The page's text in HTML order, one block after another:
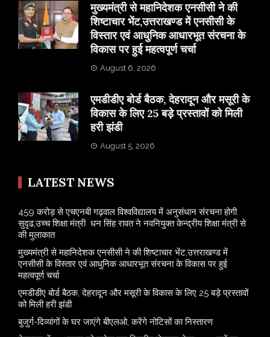
मुख्यमंत्री से महानिदेशक एनसीसी ने की
शिष्टाचार भेंट,उत्तराखण्ड में एनसीसी के
विस्तार एवं आधुनिक आधारभूत संरचना के
विकास पर हुई महत्वपूर्ण चर्चा
August 6, 2026
एमडीडीए बोर्ड बैठक, देहरादून और मसूरी के
विकास के लिए 25 बड़े प्रस्तावों को मिली
हरी झंडी
August 5, 2026
LATEST NEWS
459 करोड़ से एचएनबी गढ़वाल विश्वविद्यालय में अनुसंधान संरचना होगी
सुदृढ,उच्च शिक्षा मंत्री धन सिंह रावत ने नवनियुक्त केन्द्रीय शिक्षा मंत्री से
की मुलाकात
मुख्यमंत्री से महानिदेशक एनसीसी ने की शिष्टाचार भेंट,उत्तराखण्ड में
एनसीसी के विस्तार एवं आधुनिक आधारभूत संरचना के विकास पर हुई
महत्वपूर्ण चर्चा
एमडीडीए बोर्ड बैठक, देहरादून और मसूरी के विकास के लिए 25 बड़े प्रस्तावों
को मिली हरी झंडी
बुजुर्ग-दिव्यांगों के घर जाएंगे बीएलओ, करेंगे नोटिसों का निस्तारण